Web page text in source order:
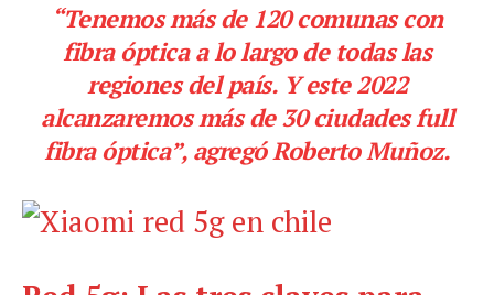
“Tenemos más de 120 comunas con
fibra óptica a lo largo de todas las
regiones del país. Y este 2022
alcanzaremos más de 30 ciudades full
fibra óptica”, agregó Roberto Muñoz.